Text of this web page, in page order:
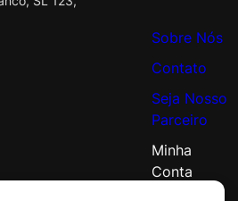
Sobre Nós
Contato
Seja Nosso
Parceiro
Minha
Conta